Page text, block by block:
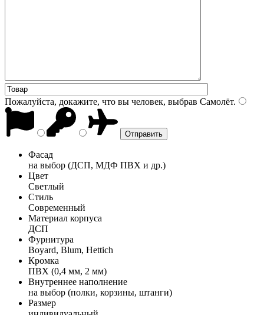
Пожалуйста, докажите, что вы человек, выбрав Самолёт.
Фасад
на выбор (ДСП, МДФ ПВХ и др.)
Цвет
Светлый
Стиль
Современный
Материал корпуса
ДСП
Фурнитура
Boyard, Blum, Hettich
Кромка
ПВХ (0,4 мм, 2 мм)
Внутреннее наполнение
на выбор (полки, корзины, штанги)
Размер